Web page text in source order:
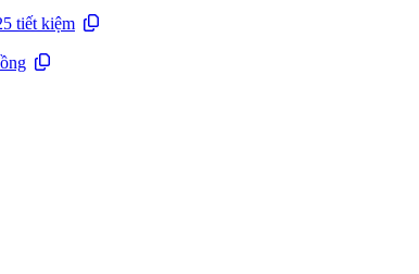
tiết kiệm